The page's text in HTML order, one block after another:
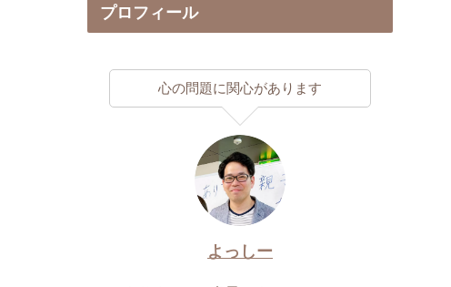
プロフィール
心の問題に関心があります
よっしー